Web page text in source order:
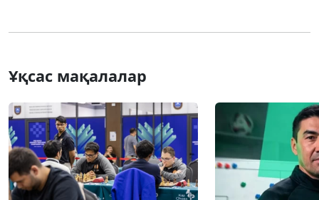
Ұқсас мақалалар